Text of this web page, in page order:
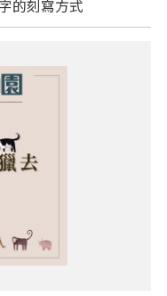
的刻寫方式